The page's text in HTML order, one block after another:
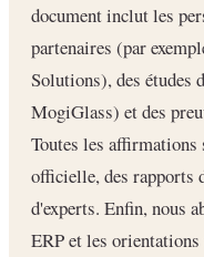
document inclut les
partenaires (par
Solutions), des études
MogiGlass) et des
Toutes les affirmations
officielle, des rapports
d'experts. Enfin, nous
ERP et les